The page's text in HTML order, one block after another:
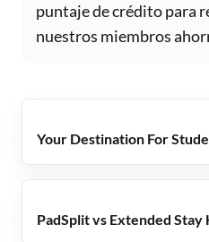
puntaje de crédito para
nuestros miembros
Your Destination For
PadSplit vs Extended Stay